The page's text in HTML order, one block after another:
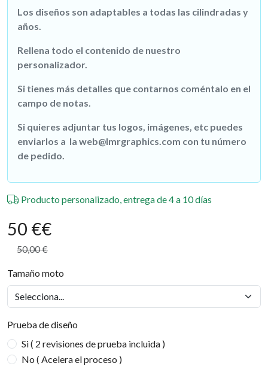
Los diseños son adaptables a todas las cilindradas y
años.
Rellena todo el contenido de nuestro
personalizador.
Si tienes más detalles que contarnos coméntalo en el
campo de notas.
Si quieres adjuntar tus logos, imágenes, etc puedes
enviarlos a la web@lmrgraphics.com con tu número
de pedido.
Producto personalizado, entrega de 4 a 10 días
50 €€
50,00 €
Tamaño moto
Prueba de diseño
Si ( 2 revisiones de prueba incluida )
No ( Acelera el proceso )